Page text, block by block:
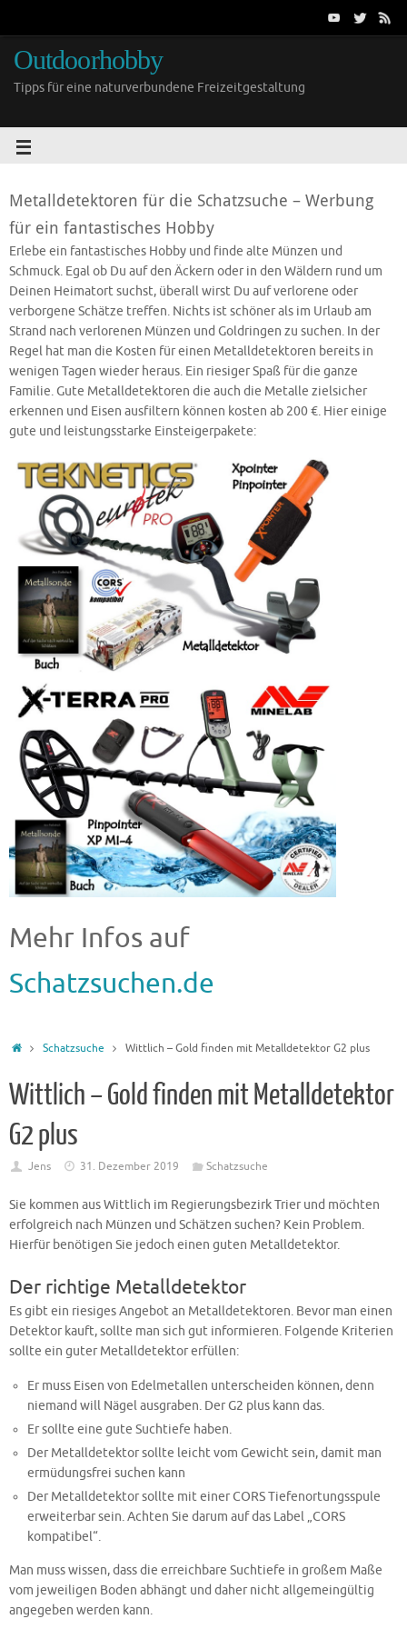
Outdoorhobby
Tipps für eine naturverbundene Freizeitgestaltung
Metalldetektoren für die Schatzsuche – Werbung
für ein fantastisches Hobby
Erlebe ein fantastisches Hobby und finde alte Münzen und
Schmuck. Egal ob Du auf den Äckern oder in den Wäldern rund um
Deinen Heimatort suchst, überall wirst Du auf verlorene oder
verborgene Schätze treffen. Nichts ist schöner als im Urlaub am
Strand nach verlorenen Münzen und Goldringen zu suchen. In der
Regel hat man die Kosten für einen Metalldetektoren bereits in
wenigen Tagen wieder heraus. Ein riesiger Spaß für die ganze
Familie. Gute Metalldetektoren die auch die Metalle zielsicher
erkennen und Eisen ausfiltern können kosten ab 200 €. Hier einige
gute und leistungsstarke Einsteigerpakete:
Mehr Infos auf
Schatzsuchen.de
Schatzsuche Wittlich – Gold finden mit Metalldetektor G2 plus
Wittlich – Gold finden mit Metalldetektor
G2 plus
Jens 31. Dezember 2019 Schatzsuche
Sie kommen aus Wittlich im Regierungsbezirk Trier und möchten
erfolgreich nach Münzen und Schätzen suchen? Kein Problem.
Hierfür benötigen Sie jedoch einen guten Metalldetektor.
Der richtige Metalldetektor
Es gibt ein riesiges Angebot an Metalldetektoren. Bevor man einen
Detektor kauft, sollte man sich gut informieren. Folgende Kriterien
sollte ein guter Metalldetektor erfüllen:
Er muss Eisen von Edelmetallen unterscheiden können, denn
niemand will Nägel ausgraben. Der G2 plus kann das.
Er sollte eine gute Suchtiefe haben.
Der Metalldetektor sollte leicht vom Gewicht sein, damit man
ermüdungsfrei suchen kann
Der Metalldetektor sollte mit einer CORS Tiefenortungsspule
erweiterbar sein. Achten Sie darum auf das Label „CORS
kompatibel“.
Man muss wissen, dass die erreichbare Suchtiefe in großem Maße
vom jeweiligen Boden abhängt und daher nicht allgemeingültig
angegeben werden kann.